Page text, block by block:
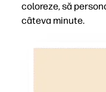
coloreze, să
câteva minute.
Tipărire tăiată
Arta anime
O mulțime de